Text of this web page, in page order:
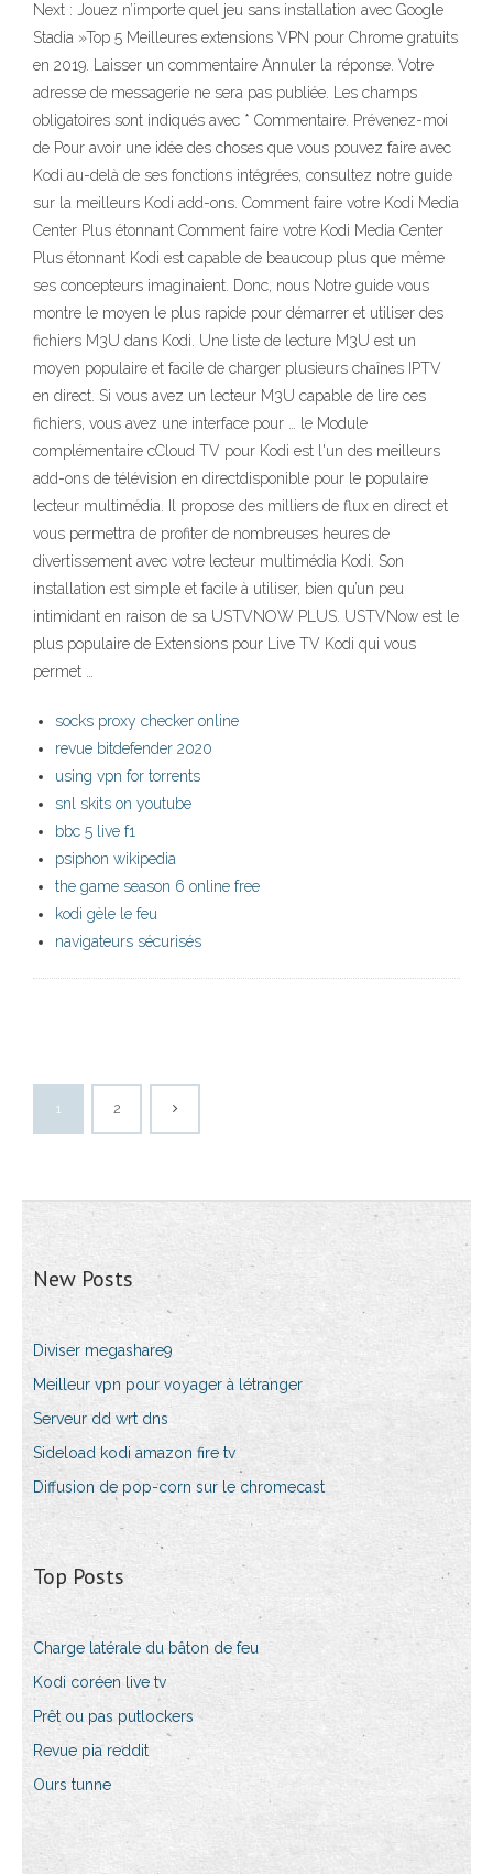
Next : Jouez n’importe quel jeu sans installation avec Google
Stadia »Top 5 Meilleures extensions VPN pour Chrome gratuits
en 2019. Laisser un commentaire Annuler la réponse. Votre
adresse de messagerie ne sera pas publiée. Les champs
obligatoires sont indiqués avec * Commentaire. Prévenez-moi
de Pour avoir une idée des choses que vous pouvez faire avec
Kodi au-delà de ses fonctions intégrées, consultez notre guide
sur la meilleurs Kodi add-ons. Comment faire votre Kodi Media
Center Plus étonnant Comment faire votre Kodi Media Center
Plus étonnant Kodi est capable de beaucoup plus que même
ses concepteurs imaginaient. Donc, nous Notre guide vous
montre le moyen le plus rapide pour démarrer et utiliser des
fichiers M3U dans Kodi. Une liste de lecture M3U est un
moyen populaire et facile de charger plusieurs chaînes IPTV
en direct. Si vous avez un lecteur M3U capable de lire ces
fichiers, vous avez une interface pour … le Module
complémentaire cCloud TV pour Kodi est l'un des meilleurs
add-ons de télévision en directdisponible pour le populaire
lecteur multimédia. Il propose des milliers de flux en direct et
vous permettra de profiter de nombreuses heures de
divertissement avec votre lecteur multimédia Kodi. Son
installation est simple et facile à utiliser, bien qu’un peu
intimidant en raison de sa USTVNOW PLUS. USTVNow est le
plus populaire de Extensions pour Live TV Kodi qui vous
permet …
socks proxy checker online
revue bitdefender 2020
using vpn for torrents
snl skits on youtube
bbc 5 live f1
psiphon wikipedia
the game season 6 online free
kodi gèle le feu
navigateurs sécurisés
1 2
New Posts
Diviser megashare9
Meilleur vpn pour voyager à létranger
Serveur dd wrt dns
Sideload kodi amazon fire tv
Diffusion de pop-corn sur le chromecast
Top Posts
Charge latérale du bâton de feu
Kodi coréen live tv
Prêt ou pas putlockers
Revue pia reddit
Ours tunne